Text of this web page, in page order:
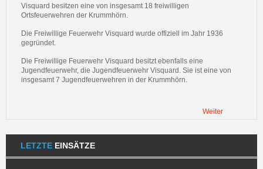
Visquard besitzen eine von insgesamt 18 freiwilligen
Ortsfeuerwehren der Krummhörn.
Die Freiwillige Feuerwehr Visquard wurde offiziell im Jahr 1936
gegründet.
Die Freiwillige Feuerwehr Visquard besitzt ebenfalls eine
Jugendfeuerwehr, die Jugendfeuerwehr Visquard. Sie ist eine von
insgesamt 7 Jugendfeuerwehren in der Krummhörn.
Weiter
LETZTE EINSÄTZE